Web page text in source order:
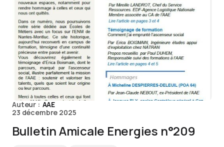
Auteur : AAE
23 décembre 2025
Bulletin Amicale Energies n°209